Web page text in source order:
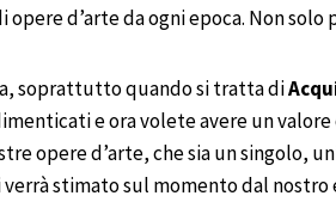
opere d’arte da ogni epoca. Non
soprattutto quando si tratta di
e ora volete avere un
opere d’arte, che sia un singolo,
stimato sul momento dal